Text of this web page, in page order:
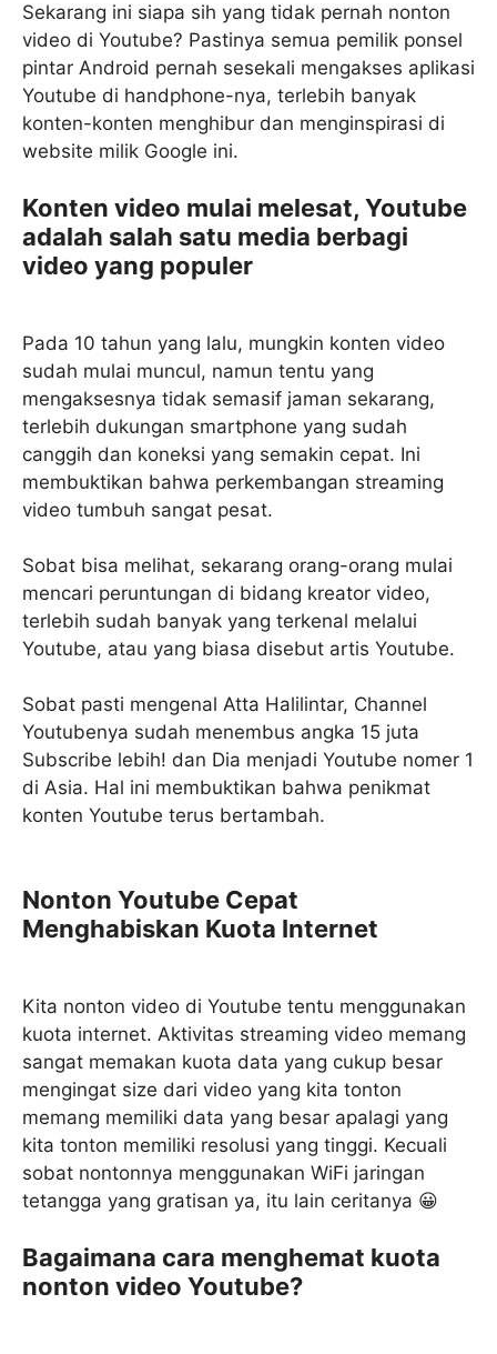
Sekarang ini siapa sih yang tidak pernah nonton
video di Youtube? Pastinya semua pemilik ponsel
pintar Android pernah sesekali mengakses aplikasi
Youtube di handphone-nya, terlebih banyak
konten-konten menghibur dan menginspirasi di
website milik Google ini.
Konten video mulai melesat, Youtube
adalah salah satu media berbagi
video yang populer
Pada 10 tahun yang lalu, mungkin konten video
sudah mulai muncul, namun tentu yang
mengaksesnya tidak semasif jaman sekarang,
terlebih dukungan smartphone yang sudah
canggih dan koneksi yang semakin cepat. Ini
membuktikan bahwa perkembangan streaming
video tumbuh sangat pesat.
Sobat bisa melihat, sekarang orang-orang mulai
mencari peruntungan di bidang kreator video,
terlebih sudah banyak yang terkenal melalui
Youtube, atau yang biasa disebut artis Youtube.
Sobat pasti mengenal Atta Halilintar, Channel
Youtubenya sudah menembus angka 15 juta
Subscribe lebih! dan Dia menjadi Youtube nomer 1
di Asia. Hal ini membuktikan bahwa penikmat
konten Youtube terus bertambah.
Nonton Youtube Cepat
Menghabiskan Kuota Internet
Kita nonton video di Youtube tentu menggunakan
kuota internet. Aktivitas streaming video memang
sangat memakan kuota data yang cukup besar
mengingat size dari video yang kita tonton
memang memiliki data yang besar apalagi yang
kita tonton memiliki resolusi yang tinggi. Kecuali
sobat nontonnya menggunakan WiFi jaringan
tetangga yang gratisan ya, itu lain ceritanya 😀
Bagaimana cara menghemat kuota
nonton video Youtube?